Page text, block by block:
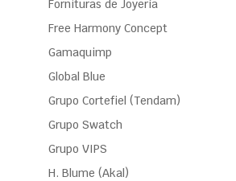
Fornituras de Joyería
Free Harmony Concept
Gamaquimp
Global Blue
Grupo Cortefiel (Tendam)
Grupo Swatch
Grupo VIPS
H. Blume (Akal)